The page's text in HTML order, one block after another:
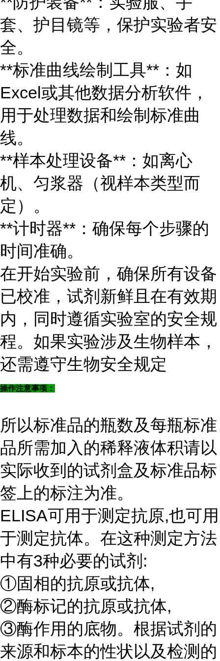
套、护目镜等，保护实验者安
全。
**标准曲线绘制工具**：如
Excel或其他数据分析软件，
用于处理数据和绘制标准曲
线。
**样本处理设备**：如离心
机、匀浆器（视样本类型而
定）。
**计时器**：确保每个步骤的
时间准确。
在开始实验前，确保所有设备
已校准，试剂新鲜且在有效期
内，同时遵循实验室的安全规
程。如果实验涉及生物样本，
还需遵守生物安全规定
操作注意事项：
所以标准品的瓶数及每瓶标准
品所需加入的稀释液体积请以
实际收到的试剂盒及标准品标
签上的标注为准。
ELISA可用于测定抗原,也可用
于测定抗体。在这种测定方法
中有3种必要的试剂:
①固相的抗原或抗体,
②酶标记的抗原或抗体,
③酶作用的底物。根据试剂的
来源和标本的性状以及检测的